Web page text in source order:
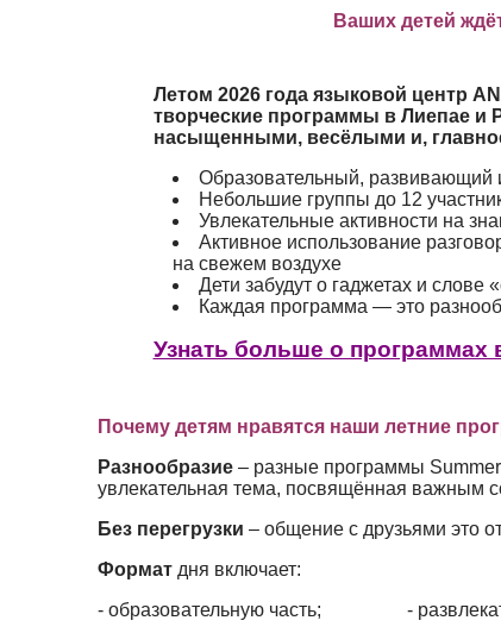
Ваших детей
Летом 2026 года языковой центр
творческие программы в Лиепае и
насыщенными, весёлыми и,
Образовательный, развивающий
Небольшие группы до 12
Увлекательные активности на
Активное использование
на свежем воздухе
Дети забудут о гаджетах и слове
Каждая программа — это
Узнать больше о
Почему детям нравятся наши летние
Разнообразие – разные программы
увлекательная тема, посвящённая важным
Без перегрузки – общение с друзьями это
Формат дня включает:
- образовательную часть; -